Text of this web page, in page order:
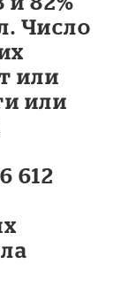
Число
или
или
612